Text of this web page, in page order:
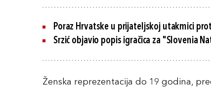
Poraz Hrvatske u prijateljskoj utakmici
Srzić objavio popis igračica za "Slovenia
Ženska reprezentacija do 19 godina,